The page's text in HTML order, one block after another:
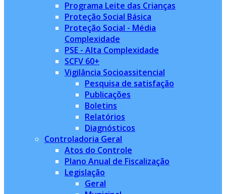
Programa Leite das Crianças
Proteção Social Básica
Proteção Social - Média
Complexidade
PSE - Alta Complexidade
SCFV 60+
Vigilância Socioassitencial
Pesquisa de satisfação
Publicações
Boletins
Relatórios
Diagnósticos
Controladoria Geral
Atos do Controle
Plano Anual de Fiscalização
Legislação
Geral